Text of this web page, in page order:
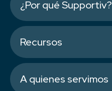
¿Por qué Supportiv?
Recursos
A quienes servimos